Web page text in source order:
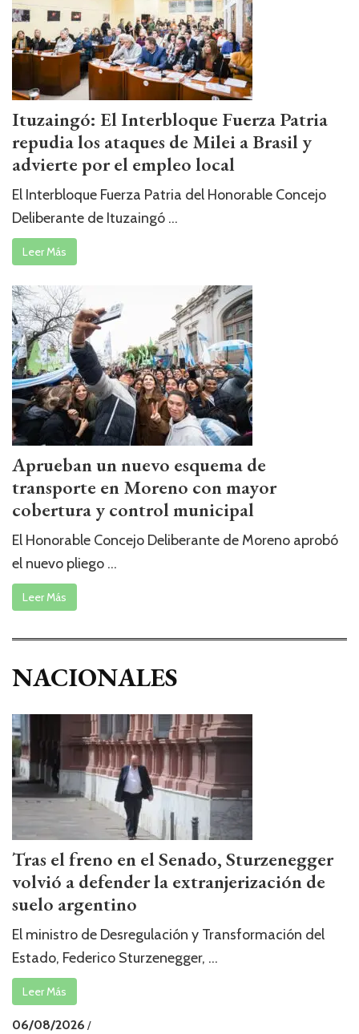
Ituzaingó: El Interbloque Fuerza Patria
repudia los ataques de Milei a Brasil y
advierte por el empleo local
El Interbloque Fuerza Patria del Honorable Concejo
Deliberante de Ituzaingó ...
Leer Más
Aprueban un nuevo esquema de
transporte en Moreno con mayor
cobertura y control municipal
El Honorable Concejo Deliberante de Moreno aprobó
el nuevo pliego ...
Leer Más
NACIONALES
Tras el freno en el Senado, Sturzenegger
volvió a defender la extranjerización de
suelo argentino
El ministro de Desregulación y Transformación del
Estado, Federico Sturzenegger, ...
Leer Más
06/08/2026 /